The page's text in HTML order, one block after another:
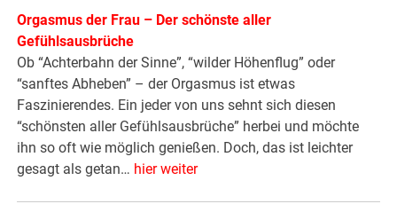
Orgasmus der Frau – Der schönste aller
Gefühlsausbrüche
Ob “Achterbahn der Sinne”, “wilder Höhenflug” oder
“sanftes Abheben” – der Orgasmus ist etwas
Faszinierendes. Ein jeder von uns sehnt sich diesen
“schönsten aller Gefühlsausbrüche” herbei und möchte
ihn so oft wie möglich genießen. Doch, das ist leichter
gesagt als getan… hier weiter